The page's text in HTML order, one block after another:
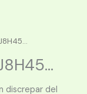
discrepar del